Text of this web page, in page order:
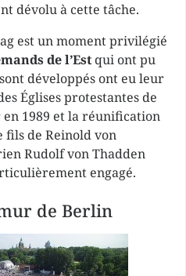
dévolu à cette tâche.
est un moment privilégié
de l’Estqui ont pu
développés ont eu leur
Églises protestantes de
1989 et la réunification
fils de Reinold von
Rudolf von Thadden
engagé.
de Berlin